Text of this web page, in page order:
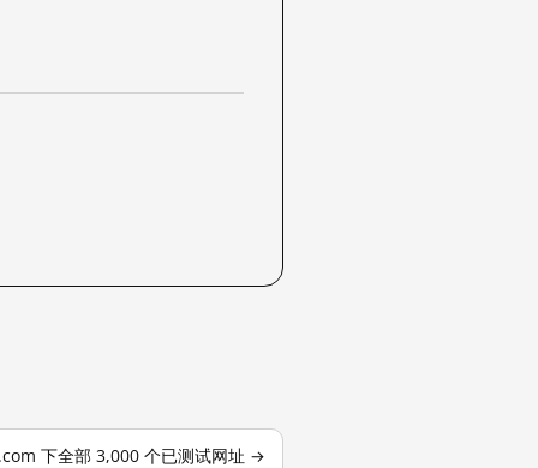
下全部 3,000 个已测试网址 →